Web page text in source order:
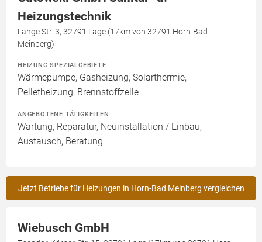
Heizungstechnik
Lange Str. 3, 32791 Lage (17km von 32791 Horn-Bad
Meinberg)
HEIZUNG SPEZIALGEBIETE
Wärmepumpe, Gasheizung, Solarthermie,
Pelletheizung, Brennstoffzelle
ANGEBOTENE TÄTIGKEITEN
Wartung, Reparatur, Neuinstallation / Einbau,
Austausch, Beratung
Jetzt Betriebe für Heizungen in Horn-Bad Meinberg vergleichen
Wiebusch GmbH